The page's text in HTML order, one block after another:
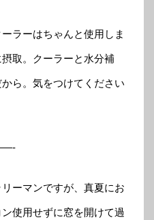
ラーはちゃんと使用しま
取。クーラーと水分補
ら。気をつけてください
ーマンですが、真夏にお
使用せずに窓を開けて過